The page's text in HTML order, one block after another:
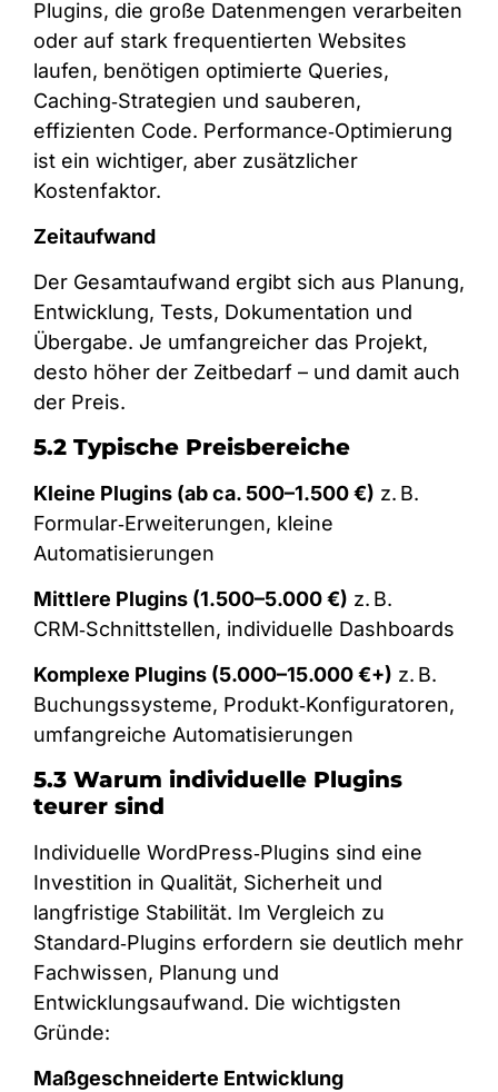
Plugins, die große Datenmengen verarbeiten
oder auf stark frequentierten Websites
laufen, benötigen optimierte Queries,
Caching‑Strategien und sauberen,
effizienten Code. Performance‑Optimierung
ist ein wichtiger, aber zusätzlicher
Kostenfaktor.
Zeitaufwand
Der Gesamtaufwand ergibt sich aus Planung,
Entwicklung, Tests, Dokumentation und
Übergabe. Je umfangreicher das Projekt,
desto höher der Zeitbedarf – und damit auch
der Preis.
5.2 Typische Preisbereiche
Kleine Plugins (ab ca. 500–1.500 €) z. B.
Formular‑Erweiterungen, kleine
Automatisierungen
Mittlere Plugins (1.500–5.000 €) z. B.
CRM‑Schnittstellen, individuelle Dashboards
Komplexe Plugins (5.000–15.000 €+) z. B.
Buchungssysteme, Produkt‑Konfiguratoren,
umfangreiche Automatisierungen
5.3 Warum individuelle Plugins
teurer sind
Individuelle WordPress‑Plugins sind eine
Investition in Qualität, Sicherheit und
langfristige Stabilität. Im Vergleich zu
Standard‑Plugins erfordern sie deutlich mehr
Fachwissen, Planung und
Entwicklungsaufwand. Die wichtigsten
Gründe:
Maßgeschneiderte Entwicklung